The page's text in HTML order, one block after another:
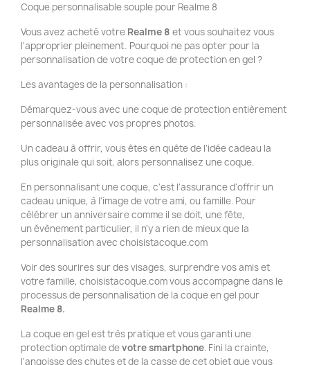
Coque personnalisable souple pour Realme 8
Vous avez acheté votre Realme 8 et vous souhaitez vous
l'approprier pleinement. Pourquoi ne pas opter pour la
personnalisation de votre coque de protection en gel ?
Les avantages de la personnalisation :
Démarquez-vous avec une coque de protection entièrement
personnalisée avec vos propres photos.
Un cadeau à offrir, vous êtes en quête de l'idée cadeau la
plus originale qui soit, alors personnalisez une coque.
En personnalisant une coque, c'est l'assurance d'offrir un
cadeau unique, à l'image de votre ami, ou famille. Pour
célébrer un anniversaire comme il se doit, une fête,
un évènement particulier, il n'y a rien de mieux que la
personnalisation avec choisistacoque.com
Voir des sourires sur des visages, surprendre vos amis et
votre famille, choisistacoque.com vous accompagne dans le
processus de personnalisation de la coque en gel pour
Realme 8.
La coque en gel est très pratique et vous garanti une
protection optimale devotre smartphone. Fini la crainte,
l'angoisse des chutes et de la casse de cet objet que vous